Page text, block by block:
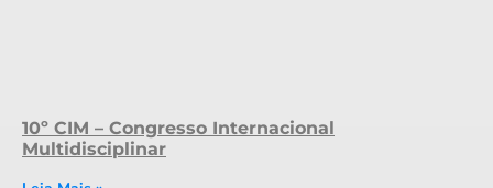
10º CIM – Congresso Internacional
Multidisciplinar